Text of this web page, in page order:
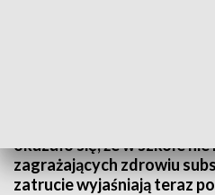
okazało się, że w szkole
zagrażających zdrowiu
zatrucie wyjaśniają teraz